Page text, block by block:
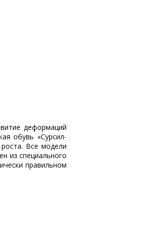
деформаций
обувь «Сурсил-
Все модели
из специального
правильном